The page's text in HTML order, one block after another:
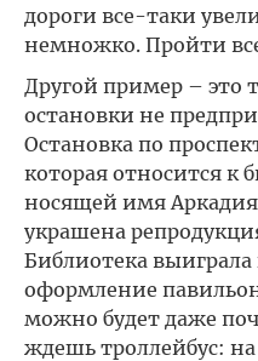
дороги все-таки
немножко. Пройти
Другой пример – это
остановки не
Остановка по
которая относится к
носящей имя Аркадия
украшена
Библиотека выиграла
оформление
можно будет даже
ждешь троллейбус: